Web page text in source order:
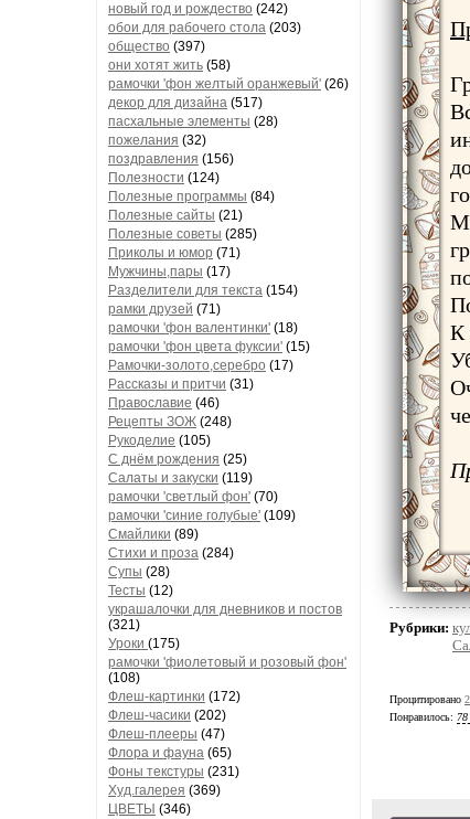
новый год и рождество (242)
обои для рабочего стола (203)
общество (397)
они хотят жить (58)
рамочки 'фон желтый оранжевый' (26)
декор для дизайна (517)
пасхальные элементы (28)
пожелания (32)
поздравления (156)
Полезности (124)
Полезные программы (84)
Полезные сайты (21)
Полезные советы (285)
Приколы и юмор (71)
Мужчины,пары (17)
Разделители для текста (154)
рамки друзей (71)
рамочки 'фон валентинки' (18)
рамочки 'фон цвета фуксии' (15)
Рамочки-золото,серебро (17)
Рассказы и притчи (31)
Православие (46)
Рецепты ЗОЖ (248)
Рукоделие (105)
С днём рождения (25)
Салаты и закуски (119)
рамочки 'светлый фон' (70)
рамочки 'синие голубые' (109)
Смайлики (89)
Стихи и проза (284)
Супы (28)
Тесты (12)
украшалочки для дневников и постов
(321)
Уроки (175)
рамочки 'фиолетовый и розовый фон'
(108)
Флеш-картинки (172)
Флеш-часики (202)
Флеш-плееры (47)
Флора и фауна (65)
Фоны текстуры (231)
Худ.галерея (369)
ЦВЕТЫ (346)
К
Рубрики:
Процитировано
Понравилось: